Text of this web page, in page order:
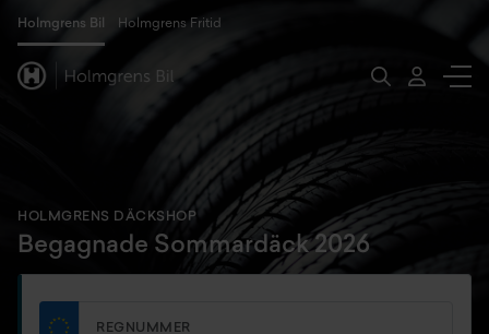
Holmgrens Bil Holmgrens Fritid
HOLMGRENS DÄCKSHOP
Begagnade Sommardäck 2026
REGNUMMER